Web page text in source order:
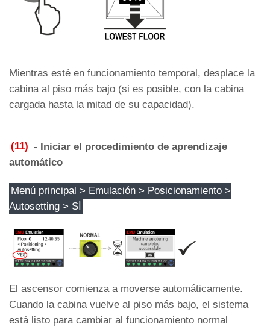
Mientras esté en funcionamiento temporal, desplace la
cabina al piso más bajo (si es posible, con la cabina
cargada hasta la mitad de su capacidad).
(11) - Iniciar el procedimiento de aprendizaje
automático
Menú principal > Emulación > Posicionamiento >
Autosetting > SÍ
El ascensor comienza a moverse automáticamente.
Cuando la cabina vuelve al piso más bajo, el sistema
está listo para cambiar al funcionamiento normal